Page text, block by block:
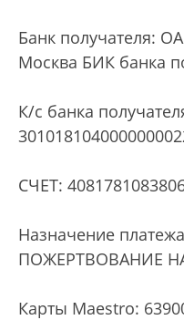
Банк получателя:
Москва БИК банка
К/с банка
СЧЕТ:
Назначение
ПОЖЕРТВОВАНИЕ
Карты Maestro: